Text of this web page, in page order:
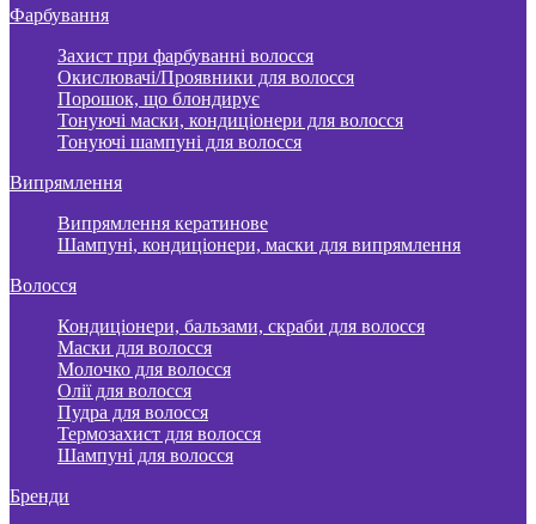
Фарбування
Захист при фарбуванні волосся
Окислювачі/Проявники для волосся
Порошок, що блондирує
Тонуючі маски, кондиціонери для волосся
Тонуючі шампуні для волосся
Випрямлення
Випрямлення кератинове
Шампуні, кондиціонери, маски для випрямлення
Волосся
Кондиціонери, бальзами, скраби для волосся
Маски для волосся
Молочко для волосся
Олії для волосся
Пудра для волосся
Термозахист для волосся
Шампуні для волосся
Бренди